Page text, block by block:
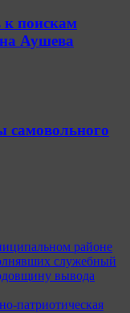
поискам
Аушева
самовольного
районе
служебный
вывода
патриотическая